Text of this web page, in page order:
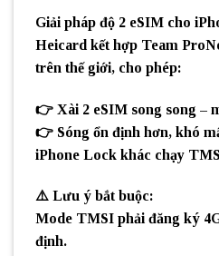
Giải pháp độ 2 eSIM cho
Heicard kết hợp Team
trên thế giới, cho phép:
👉 Xài 2 eSIM song song –
👉 Sóng ổn định hơn, khó
iPhone Lock khác chạy
⚠️ Lưu ý bắt buộc:
Mode TMSI phải đăng ký
định.